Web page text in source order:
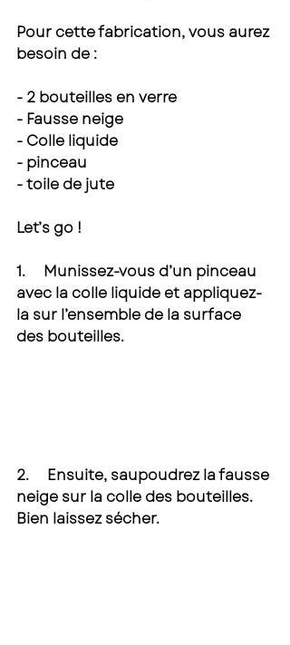
Pour cette fabrication, vous aurez
besoin de :
- 2 bouteilles en verre
- Fausse neige
- Colle liquide
- pinceau
- toile de jute
Let’s go !
1.     Munissez-vous d’un pinceau
avec la colle liquide et appliquez-
la sur l’ensemble de la surface
des bouteilles.
2.     Ensuite, saupoudrez la fausse
neige sur la colle des bouteilles.
Bien laissez sécher.